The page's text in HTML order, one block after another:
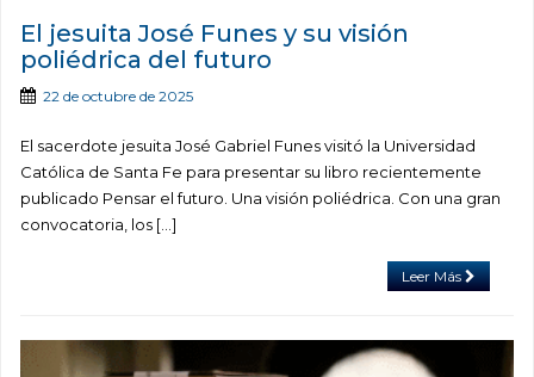
El jesuita José Funes y su visión
poliédrica del futuro
22 de octubre de 2025
El sacerdote jesuita José Gabriel Funes visitó la Universidad
Católica de Santa Fe para presentar su libro recientemente
publicado Pensar el futuro. Una visión poliédrica. Con una gran
convocatoria, los […]
Leer Más